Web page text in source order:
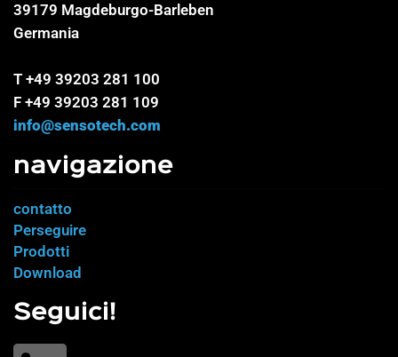
39179 Magdeburgo-Barleben
Germania
T +49 39203 281 100
F +49 39203 281 109
info@sensotech.com
navigazione
contatto
Perseguire
Prodotti
Download
Seguici!